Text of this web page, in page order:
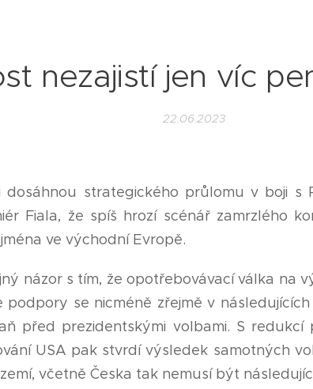
nezajistí jen víc
22.06.2023
dosáhnou strategického průlomu v boji s
Fiala, že spíš hrozí scénář zamrzlého
ve východní Evropě.
názor s tím, že opotřebovávací válka na
podpory se nicméně zřejmě v
před prezidentskými volbami. S redukcí
USA pak stvrdí výsledek samotných
včetně Česka tak nemusí být